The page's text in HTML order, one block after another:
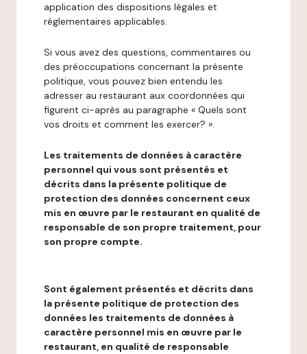
application des dispositions légales et
réglementaires applicables.
Si vous avez des questions, commentaires ou
des préoccupations concernant la présente
politique, vous pouvez bien entendu les
adresser au restaurant aux coordonnées qui
figurent ci-après au paragraphe « Quels sont
vos droits et comment les exercer? ».
Les traitements de données à caractère
personnel qui vous sont présentés et
décrits dans la présente politique de
protection des données concernent ceux
mis en œuvre par le restaurant en qualité de
responsable de son propre traitement, pour
son propre compte.
Sont également présentés et décrits dans
la présente politique de protection des
données les traitements de données à
caractère personnel mis en œuvre par le
restaurant, en qualité de responsable